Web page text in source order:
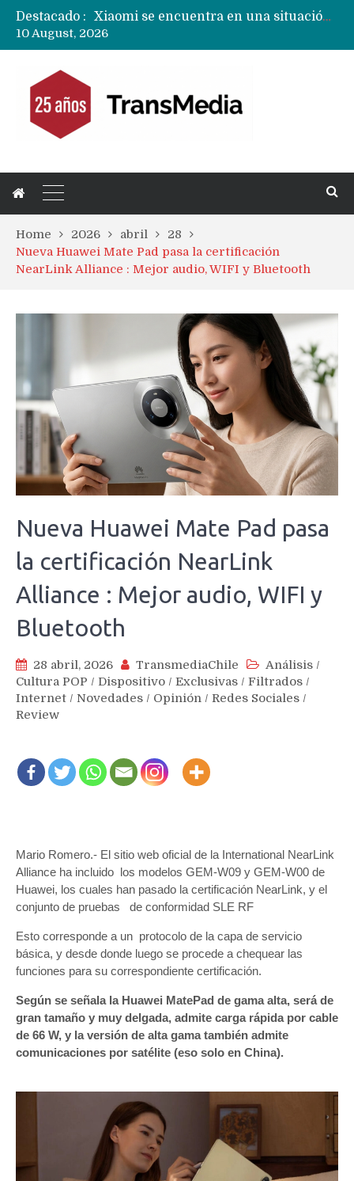
Destacado :
Xiaomi se encuentra en una situación financiera frágil donde el negocio de teléfonos y ganancias «crujen»
Próximo Huawei MateBook Fold llegará con versión compacta y con una pantalla externa
10 August, 2026
Home 2026 abril
28
Nueva Huawei Mate Pad pasa la certificación
NearLink Alliance : Mejor audio, WIFI y Bluetooth
Nueva Huawei Mate Pad pasa
la certificación NearLink
Alliance : Mejor audio, WIFI y
Bluetooth
28 abril, 2026 TransmediaChile Análisis /
Cultura POP / Dispositivo / Exclusivas / Filtrados /
Internet / Novedades / Opinión / Redes Sociales /
Review
Mario Romero.- El sitio web oficial de la International NearLink
Alliance ha incluido los modelos GEM-W09 y GEM-W00 de
Huawei, los cuales han pasado la certificación NearLink, y el
conjunto de pruebas de conformidad SLE RF
Esto corresponde a un protocolo de la capa de servicio
básica, y desde donde luego se procede a chequear las
funciones para su correspondiente certificación.
Según se señala la Huawei MatePad de gama alta, será de
gran tamaño y muy delgada, admite carga rápida por cable
de 66 W, y la versión de alta gama también admite
comunicaciones por satélite (eso solo en China).